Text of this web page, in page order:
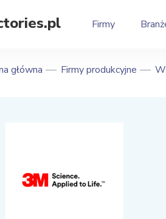
Firmy
główna Firmy produkcyjne